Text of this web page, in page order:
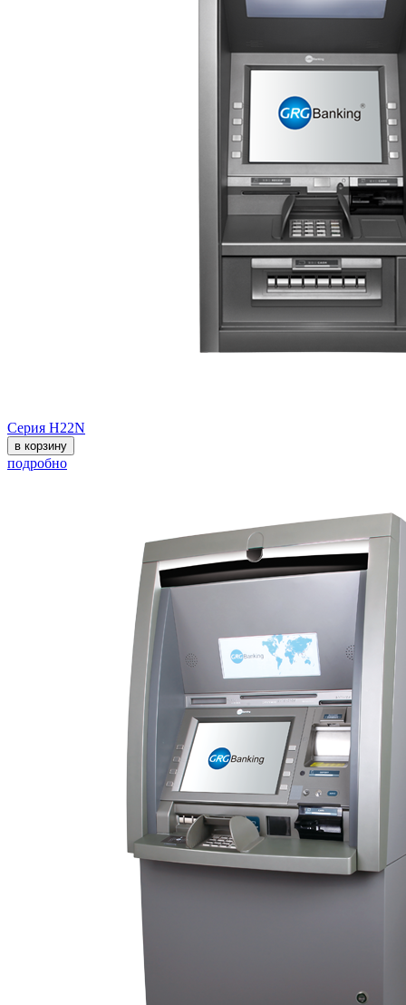
Серия H22N
в корзину
подробно